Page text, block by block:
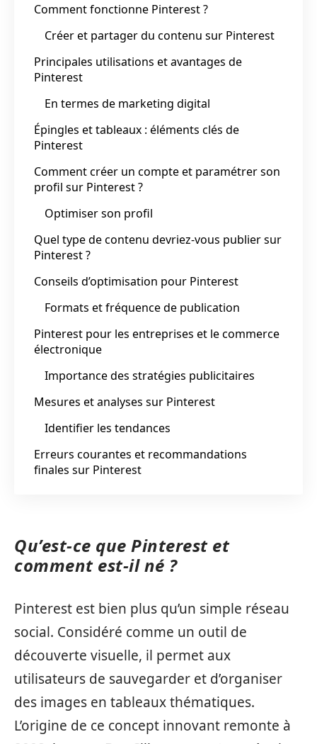
Comment fonctionne Pinterest ?
Créer et partager du contenu sur Pinterest
Principales utilisations et avantages de
Pinterest
En termes de marketing digital
Épingles et tableaux : éléments clés de
Pinterest
Comment créer un compte et paramétrer son
profil sur Pinterest ?
Optimiser son profil
Quel type de contenu devriez-vous publier sur
Pinterest ?
Conseils d’optimisation pour Pinterest
Formats et fréquence de publication
Pinterest pour les entreprises et le commerce
électronique
Importance des stratégies publicitaires
Mesures et analyses sur Pinterest
Identifier les tendances
Erreurs courantes et recommandations
finales sur Pinterest
Qu’est-ce que Pinterest et
comment est-il né ?
Pinterest est bien plus qu’un simple réseau
social. Considéré comme un outil de
découverte visuelle, il permet aux
utilisateurs de sauvegarder et d’organiser
des images en tableaux thématiques.
L’origine de ce concept innovant remonte à